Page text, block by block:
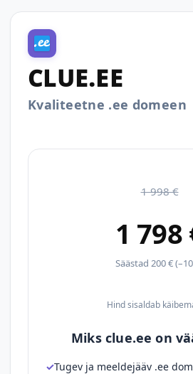
CLUE.EE
Kvaliteetne .ee domeen
1 998 €
1 798
Säästad 200 €
Hind sisaldab
Miks clue.ee on
Tugev ja meeldejääv .ee